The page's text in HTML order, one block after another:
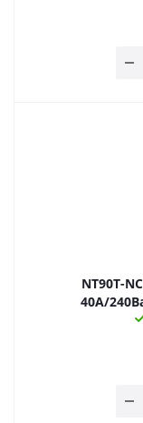
NT90T-NCE-